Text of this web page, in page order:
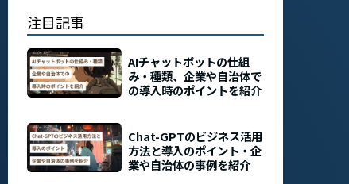
注目記事
AIチャットボットの仕組
み・種類、企業や自治体で
の導入時のポイントを紹介
Chat-GPTのビジネス活用
方法と導入のポイント・企
業や自治体の事例を紹介